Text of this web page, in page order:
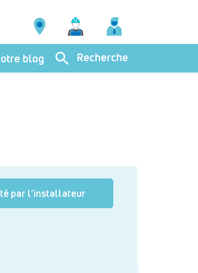
blog Recherche
par l'installateur